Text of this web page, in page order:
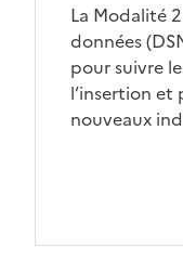
La Modalité
données
pour suivre
l’insertion et
nouveaux